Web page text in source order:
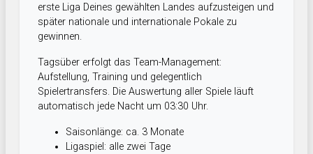
erste Liga Deines gewählten Landes aufzusteigen und
später nationale und internationale Pokale zu
gewinnen.
Tagsüber erfolgt das Team-Management:
Aufstellung, Training und gelegentlich
Spielertransfers. Die Auswertung aller Spiele läuft
automatisch jede Nacht um 03:30 Uhr.
Saisonlänge: ca. 3 Monate
Ligaspiel: alle zwei Tage